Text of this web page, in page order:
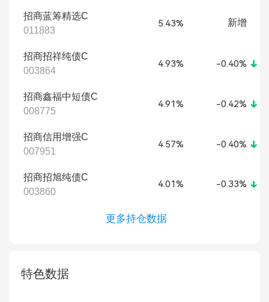
招商蓝筹精选C
011883
5.43% 新增
招商招祥纯债C
003864
4.93% -0.40%
招商鑫福中短债C
008775
4.91% -0.42%
招商信用增强C
007951
4.57% -0.40%
招商招旭纯债C
003860
4.01% -0.33%
更多持仓数据
特色数据